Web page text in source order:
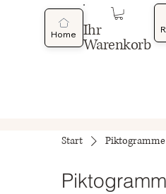
Home Ihr
Warenkorb
Start Piktogramme